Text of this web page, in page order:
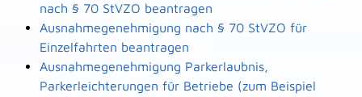
nach § 70 StVZO beantragen
Ausnahmegenehmigung nach § 70 StVZO für
Einzelfahrten beantragen
Ausnahmegenehmigung Parkerlaubnis,
Parkerleichterungen für Betriebe (zum Beispiel